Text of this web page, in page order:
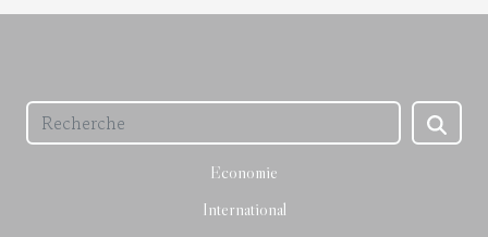
Economie
International